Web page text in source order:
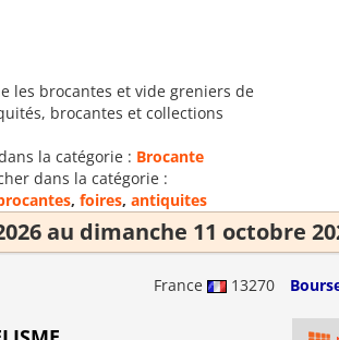
les brocantes et vide greniers de
brocantes et collections
la catégorie : Brocante
dans la catégorie :
, foires, antiquites
au dimanche 11 octobre
France 13270